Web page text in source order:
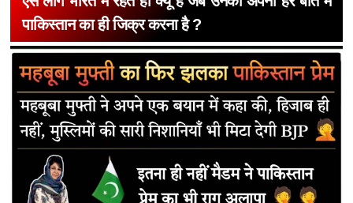
पाकिस्तान का ही जिक्र करना है ?